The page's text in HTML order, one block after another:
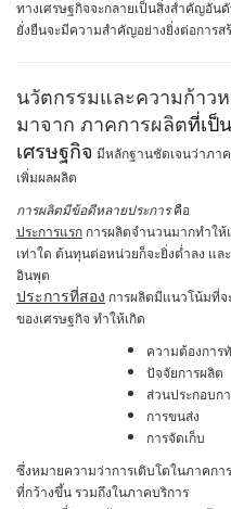
ทางเศรษฐกิจจะกลายเป็นสิ่งสำคัญอั
ยั่งยืนจะมีความสำคัญอย่างยิ่งต่อการส
นวัตกรรมและความก้าว
มาจาก ภาคการผลิตที่เป็
เศรษฐกิจ มีหลักฐานชัดเจนว่าภา
เพิ่มผลผลิต
การผลิตมีข้อดีหลายประการคือ
ประการแรก การผลิตจำนวนมากทำให้
เท่าใด ต้นทุนต่อหน่วยก็จะยิ่งต่ำลง แ
อินพุต
ประการที่สอง การผลิตมีแนวโน้มที่จ
ของเศรษฐกิจ ทำให้เกิด
ความต้องการ
ปัจจัยการผลิต
ส่วนประกอบก
การขนส่ง
การจัดเก็บ
ซึ่งหมายความว่าการเติบโตในภาคกา
ที่กว้างขึ้น รวมถึงในภาคบริการ